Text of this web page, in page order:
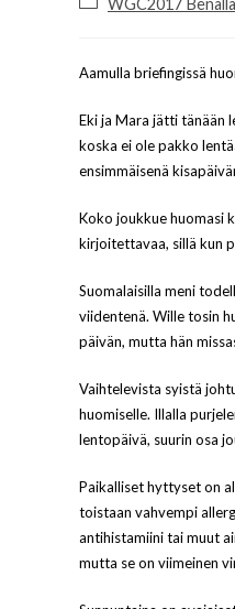
Aamulla briefingissä
Eki ja Mara jätti tänään
koska ei ole pakko
ensimmäisenä
Koko joukkue huomasi
kirjoitettavaa, sillä kun
Suomalaisilla meni
viidentenä. Wille tosin
päivän, mutta hän
Vaihtelevista syistä
huomiselle. Illalla
lentopäivä, suurin osa
Paikalliset hyttyset on
toistaan vahvempi
antihistamiini tai muut
mutta se on viimeinen